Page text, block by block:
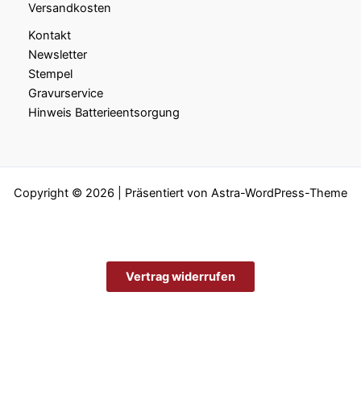
Versandkosten
Kontakt
Newsletter
Stempel
Gravurservice
Hinweis Batterieentsorgung
Copyright © 2026 | Präsentiert von Astra-WordPress-Theme
Vertrag widerrufen